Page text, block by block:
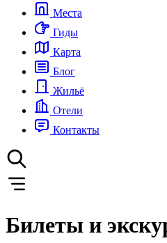
Места
Гиды
Карта
Блог
Жильё
Отели
Контакты
Билеты и